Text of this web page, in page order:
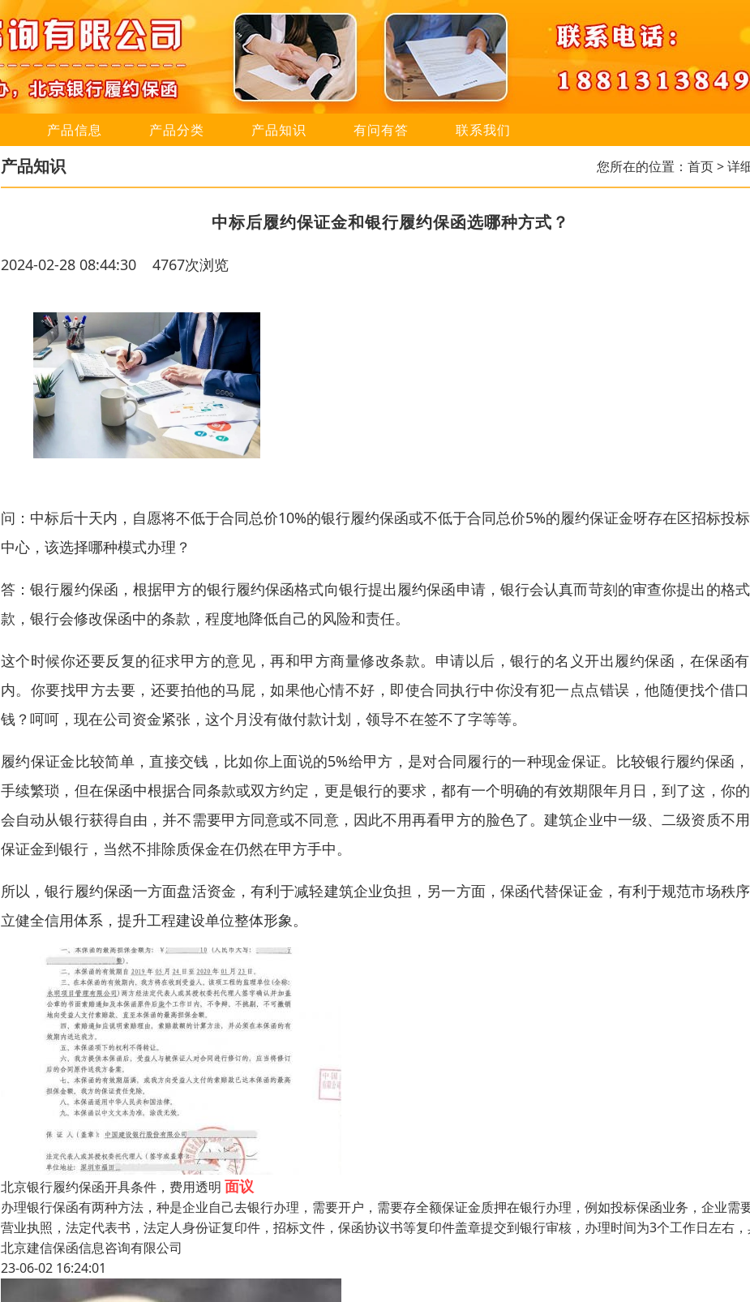
产品信息 产品分类 产品知识 有问有答 联系我们
产品知识 您所在的位置： 首页> 详
中标后履约保证金和银行履约保函选哪种方式？
2024-02-28 08:44:30 4767次浏览
问：中标后十天内，自愿将不低于合同总价10%的银行履约保函或不低于合同总价5%的履约保证金呀存在区招标投
中心，该选择哪种模式办理？
答：银行履约保函，根据甲方的银行履约保函格式向银行提出履约保函申请，银行会认真而苛刻的审查你提出的格
款，银行会修改保函中的条款，程度地降低自己的风险和责任。
这个时候你还要反复的征求甲方的意见，再和甲方商量修改条款。申请以后，银行的名义开出履约保函，在保函
内。你要找甲方去要，还要拍他的马屁，如果他心情不好，即使合同执行中你没有犯一点点错误，他随便找个借
钱？呵呵，现在公司资金紧张，这个月没有做付款计划，领导不在签不了字等等。
履约保证金比较简单，直接交钱，比如你上面说的5%给甲方，是对合同履行的一种现金保证。比较银行履约保函
手续繁琐，但在保函中根据合同条款或双方约定，更是银行的要求，都有一个明确的有效期限年月日，到了这，你
会自动从银行获得自由，并不需要甲方同意或不同意，因此不用再看甲方的脸色了。建筑企业中一级、二级资质不
保证金到银行，当然不排除质保金在仍然在甲方手中。
所以，银行履约保函一方面盘活资金，有利于减轻建筑企业负担，另一方面，保函代替保证金，有利于规范市场秩
立健全信用体系，提升工程建设单位整体形象。
北京银行履约保函开具条件，费用透明 面议
办理银行保函有两种方法，种是企业自己去银行办理，需要开户，需要存全额保证金质押在银行办理，例如投标保函业务，企业需
营业执照，法定代表书，法定人身份证复印件，招标文件，保函协议书等复印件盖章提交到银行审核，办理时间为3个工作日左右
北京建信保函信息咨询有限公司
23-06-02 16:24:01